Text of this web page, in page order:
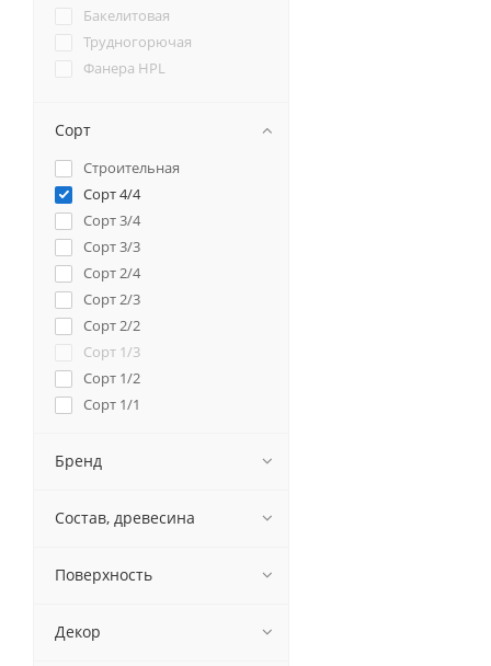
Бакелитовая
Трудногорючая
Фанера HPL
Сорт
Строительная
Сорт 4/4
Сорт 3/4
Сорт 3/3
Сорт 2/4
Сорт 2/3
Сорт 2/2
Сорт 1/3
Сорт 1/2
Сорт 1/1
Сорт 3/3 сетка
Сорт 1/1 гладкая
Свеза 1/1 гладкая
Бренд
Состав, древесина
Поверхность
Декор